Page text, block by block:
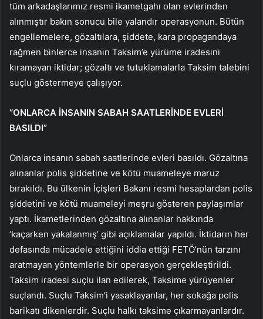
tüm arkadaşlarımız resmi ikametgahı olan evlerinden
alınmıştır bakın sonucu bile yalandır operasyonun. Bütün
engellemelere, gözaltılara, şiddete, kara propagandaya
rağmen binlerce insanın Taksim’e yürüme iradesini
kıramayan iktidar; gözaltı ve tutuklamalarla Taksim talebini
suçlu göstermeye çalışıyor.
“ONLARCA İNSANIN SABAH SAATLERİNDE EVLERİ
BASILDI”
Onlarca insanın sabah saatlerinde evleri basıldı. Gözaltına
alınanlar polis şiddetine ve kötü muameleye maruz
bırakıldı. Bu ülkenin İçişleri Bakanı resmi hesaplardan polis
şiddetini ve kötü muameleyi meşru gösteren paylaşımlar
yaptı. İkametlerinden gözaltına alınanlar hakkında
‘kaçarken yakalanmış’ gibi açıklamalar yapıldı. İktidarın her
defasında mücadele ettiğini iddia ettiği FETÖ’nün tarzını
aratmayan yöntemlerle bir operasyon gerçekleştirildi.
Taksim iradesi suçlu ilan edilerek, Taksime yürüyenler
suçlandı. Suçlu Taksim’i yasaklayanlar, her sokağa polis
barikatı dikenlerdir. Suçlu halkı taksime çıkarmayanlardır.